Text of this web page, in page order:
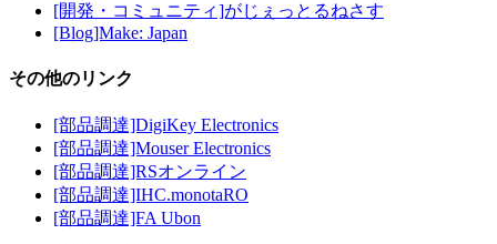
[開発・コミュニティ]がじぇっとるねさす
[Blog]Make: Japan
その他のリンク
[部品調達]DigiKey Electronics
[部品調達]Mouser Electronics
[部品調達]RSオンライン
[部品調達]IHC.monotaRO
[部品調達]FA Ubon